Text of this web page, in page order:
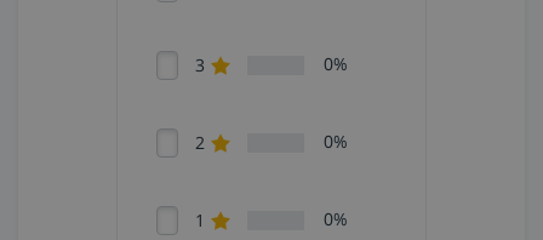
3 0%
2 0%
1 0%